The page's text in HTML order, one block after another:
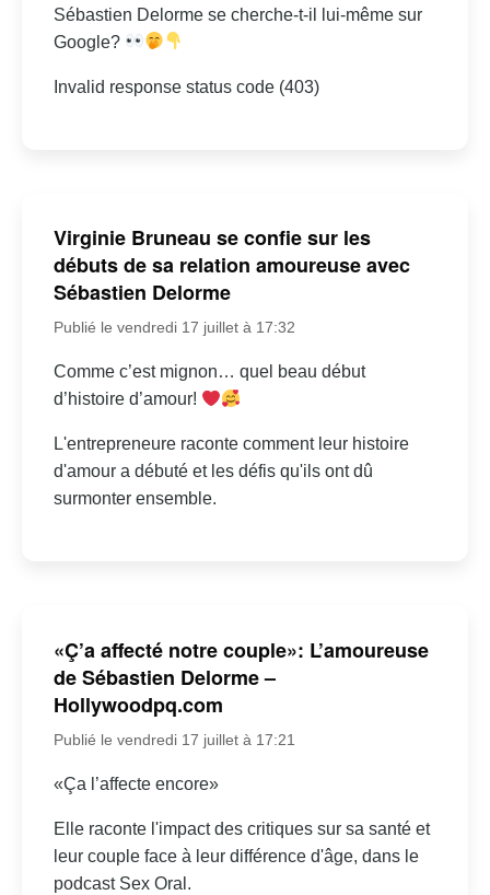
Sébastien Delorme se cherche-t-il lui-même sur
Google?
Invalid response status code (403)
Virginie Bruneau se confie sur les
débuts de sa relation amoureuse avec
Sébastien Delorme
Publié le vendredi 17 juillet à 17:32
Comme c’est mignon… quel beau début
d’histoire d’amour!
L'entrepreneure raconte comment leur histoire
d'amour a débuté et les défis qu'ils ont dû
surmonter ensemble.
«Ç’a affecté notre couple»: L’amoureuse
de Sébastien Delorme –
Hollywoodpq.com
Publié le vendredi 17 juillet à 17:21
«Ça l’affecte encore»
Elle raconte l'impact des critiques sur sa santé et
leur couple face à leur différence d'âge, dans le
podcast Sex Oral.